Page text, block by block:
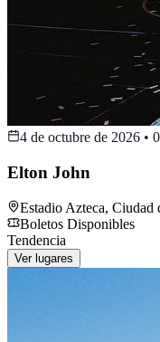
4 de octubre de 2026 •
Elton John
Estadio Azteca, Ciudad
Boletos Disponibles
Tendencia
Ver lugares